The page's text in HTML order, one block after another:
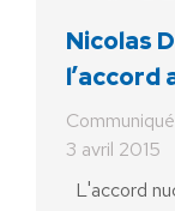
Nicolas
l’accord
3 avril 2015
L'accord